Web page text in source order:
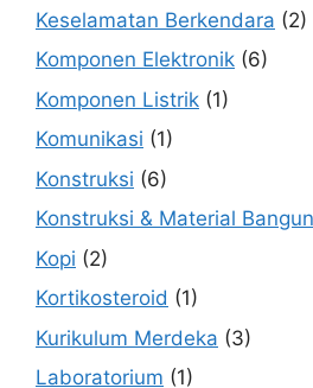
Keselamatan Berkendara (2)
Komponen Elektronik (6)
Komponen Listrik (1)
Komunikasi (1)
Konstruksi (6)
Konstruksi & Material
Kopi (2)
Kortikosteroid (1)
Kurikulum Merdeka (3)
Laboratorium (1)